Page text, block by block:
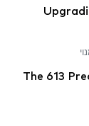
The 613